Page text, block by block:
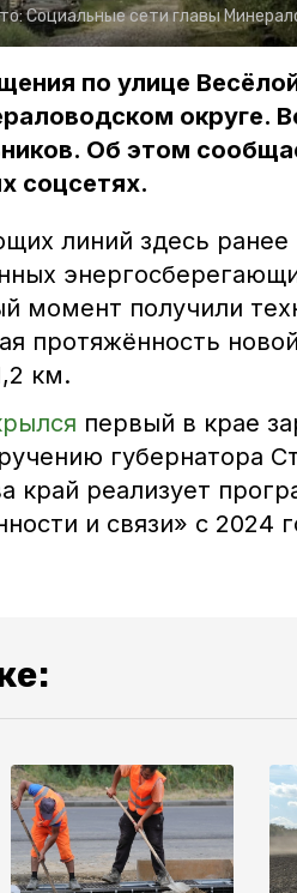
Социальные сети главы
по улице
округе.
Об этом
соцсетях.
линий здесь
момент получили
протяжённость
км.
первый в крае
губернатора
край реализует
и связи» с 2024